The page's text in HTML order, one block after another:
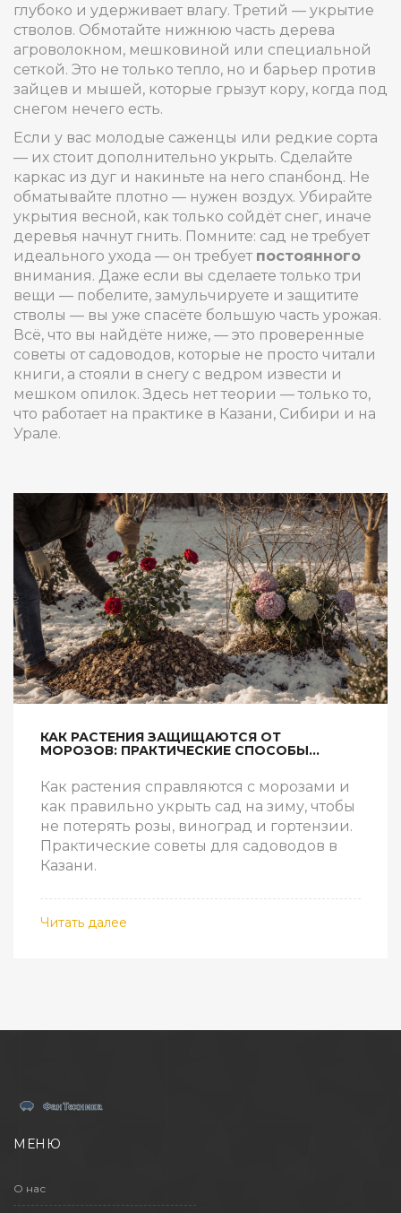
глубоко и удерживает влагу. Третий — укрытие
стволов. Обмотайте нижнюю часть дерева
агроволокном, мешковиной или специальной
сеткой. Это не только тепло, но и барьер против
зайцев и мышей, которые грызут кору, когда под
снегом нечего есть.
Если у вас молодые саженцы или редкие сорта
— их стоит дополнительно укрыть. Сделайте
каркас из дуг и накиньте на него спанбонд. Не
обматывайте плотно — нужен воздух. Убирайте
укрытия весной, как только сойдёт снег, иначе
деревья начнут гнить. Помните: сад не требует
идеального ухода — он требует постоянного
внимания. Даже если вы сделаете только три
вещи — побелите, замульчируете и защитите
стволы — вы уже спасёте большую часть урожая.
Всё, что вы найдёте ниже, — это проверенные
советы от садоводов, которые не просто читали
книги, а стояли в снегу с ведром извести и
мешком опилок. Здесь нет теории — только то,
что работает на практике в Казани, Сибири и на
Урале.
КАК РАСТЕНИЯ ЗАЩИЩАЮТСЯ ОТ
МОРОЗОВ: ПРАКТИЧЕСКИЕ СПОСОБЫ
Как растения справляются с морозами и
как правильно укрыть сад на зиму, чтобы
не потерять розы, виноград и гортензии.
Практические советы для садоводов в
Казани.
Читать далее
МЕНЮ
О нас